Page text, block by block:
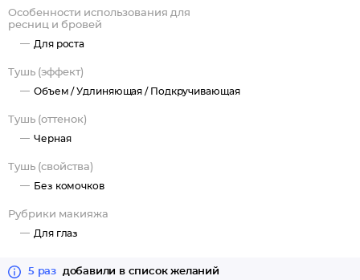
Особенности использования для
ресниц и бровей
Для роста
Тушь (эффект)
Объем /Удлиняющая / Подкручивающая
Тушь (оттенок)
Черная
Тушь (свойства)
Без комочков
Рубрики макияжа
Для глаз
5 раз добавили в список желаний